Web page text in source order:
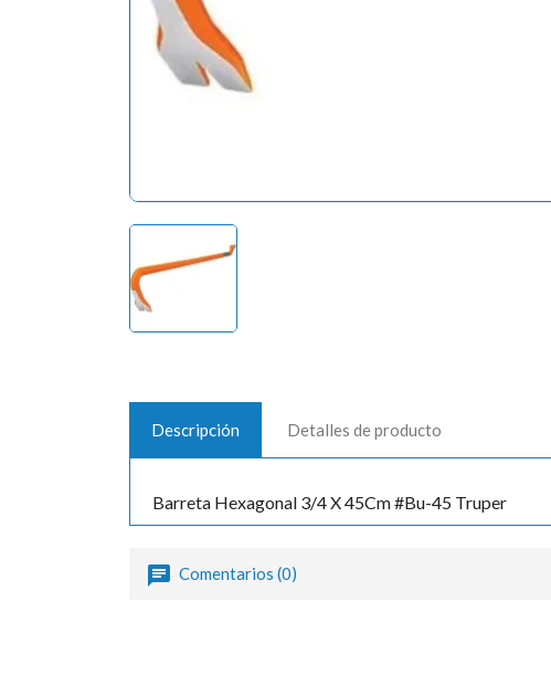
Descripción Detalles de producto
Barreta Hexagonal 3/4 X 45Cm #Bu-45 Truper
Comentarios (0)